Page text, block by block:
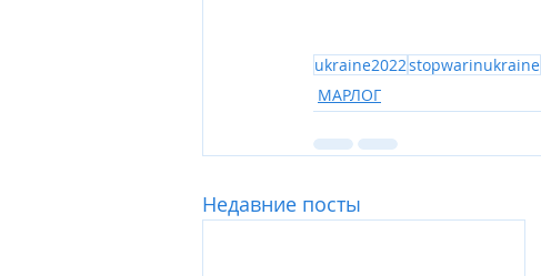
ukraine2022stopwarinukraine
МАРЛОГ
Недавние посты